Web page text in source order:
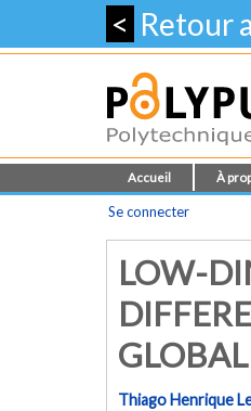
< Retour
Accueil À
Se connecter
LOW-
Thiago Henrique